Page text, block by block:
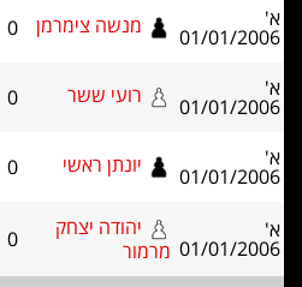
01/ מנשה צימרמן 0
-
1
01/ רועי ששר 0
01/ יונתן ראשי 0
01/
יהודה יצחק
מרמור
0